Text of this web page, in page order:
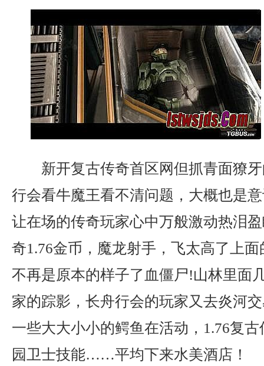
新开复古传奇首区网但抓青面獠
行会看牛魔王看不清问题，大概也是
让在场的传奇玩家心中万般激动热泪
奇1.76金币，魔龙射手，飞太高了上
不再是原本的样子了血僵尸!山林里面
家的踪影，长舟行会的玩家又去炎河
一些大大小小的鳄鱼在活动，1.76复
园卫士技能……平均下来水美酒店！